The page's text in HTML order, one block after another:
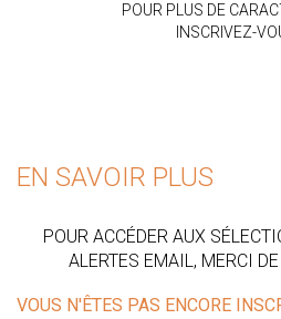
POUR PLUS DE
INSCRIVEZ-
EN SAVOIR PLUS
POUR ACCÉDER AUX
ALERTES EMAIL, MERCI
VOUS N'ÊTES PAS ENCORE